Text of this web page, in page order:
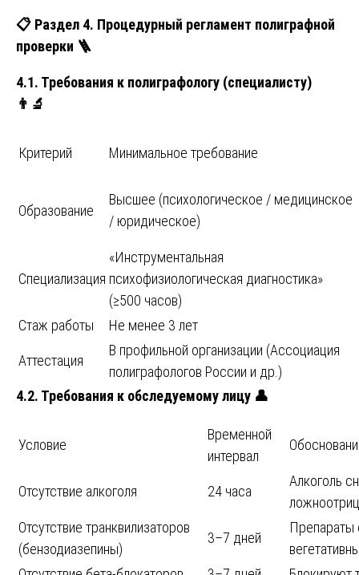
📋 Раздел 4. Процедурный регламент полиграфной
проверки 🪜
4.1. Требования к полиграфологу (специалисту)
👨‍🔬
Критерий Минимальное требование
Образование
Высшее (психологическое / медицинское
/ юридическое)
Специализация
«Инструментальная
психофизиологическая диагностика»
(≥500 часов)
Стаж работы
Не менее 3 лет
Аттестация
В профильной организации (Ассоциация
полиграфологов России и др.)
4.2. Требования к обследуемому лицу 👤
Условие
Временной
интервал
Отсутствие алкоголя 24 часа
Алкоголь
Отсутствие транквилизаторов
(бензодиазепины)
3–7 дней
Препараты